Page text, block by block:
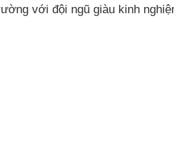
với đội ngũ giàu kinh